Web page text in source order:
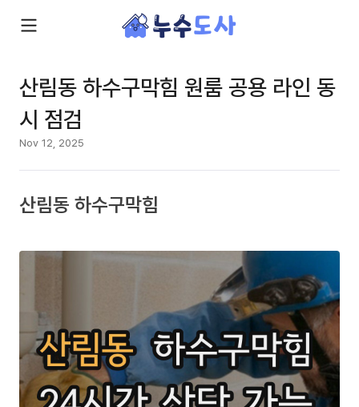
산림동 하수구막힘 원룸 공용 라인 동
시 점검
Nov 12, 2025
산림동 하수구막힘